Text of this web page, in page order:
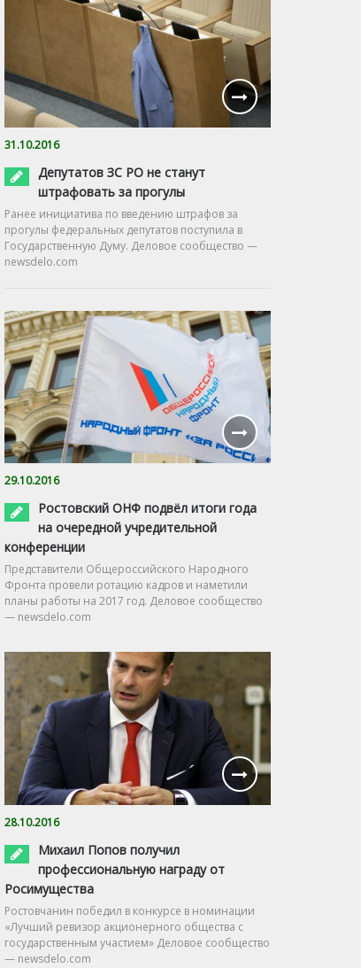
31.10.2016
Депутатов ЗС РО не станут
штрафовать за прогулы
Ранее инициатива по введению штрафов за
прогулы федеральных депутатов поступила в
Государственную Думу. Деловое сообщество —
newsdelo.com
29.10.2016
Ростовский ОНФ подвёл итоги года
на очередной учредительной
конференции
Представители Общероссийского Народного
Фронта провели ротацию кадров и наметили
планы работы на 2017 год. Деловое сообщество
— newsdelo.com
28.10.2016
Михаил Попов получил
профессиональную награду от
Росимущества
Ростовчанин победил в конкурсе в номинации
«Лучший ревизор акционерного общества с
государственным участием» Деловое сообщество
— newsdelo.com